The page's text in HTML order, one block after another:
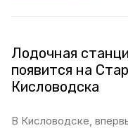
Лодочная
появится на
Кисловодска
В Кисловодске,